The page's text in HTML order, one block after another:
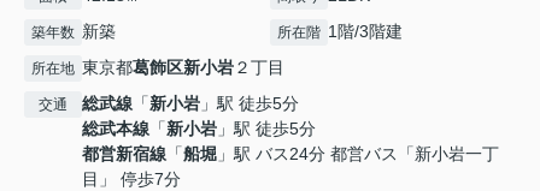
築年数 新築 所在階 1階/3階建
所在地 東京都葛飾区新小岩２丁目
交通 総武線 「新小岩 」駅 徒歩5分
総武本線 「新小岩 」駅 徒歩5分
都営新宿線 「船堀 」駅 バス24分 都営バス「新小岩一丁
目」 停歩7分